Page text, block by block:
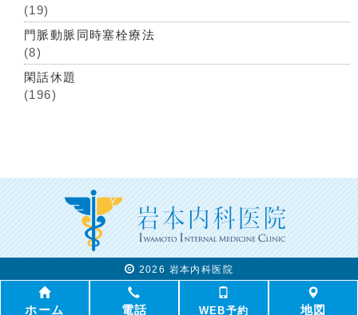
(19)
門脈動脈同時塞栓療法
(8)
閑話休題
(196)
ホーム 電話 WEB予約 地図
2026 岩本内科医院